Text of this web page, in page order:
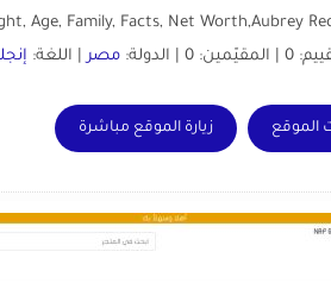
Age, Family, Facts, Net Worth,Aubrey
مصر | اللغة:
الموقع زيارة الموقع مباشرة